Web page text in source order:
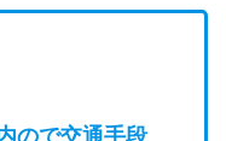
ので交通手段